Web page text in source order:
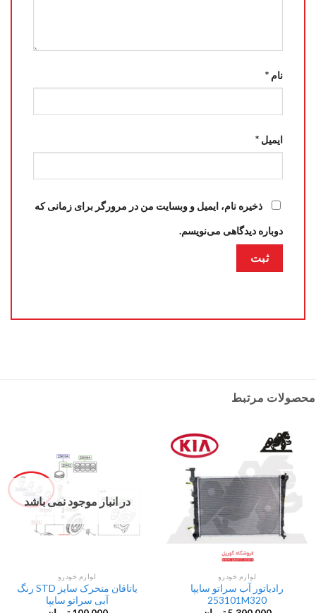
نام *
ایمیل *
ذخیره نام، ایمیل و وبسایت من در مرورگر برای زمانی که
دوباره دیدگاهی می‌نویسم.
محصولات مرتبط
لوازم خودرو
رادیاتور آب سراتو سایپا
253101M320
در انبار موجود نمی باشد
لوازم خودرو
یاتاقان متحرک سایز STD رنگ
آبی سراتو سایپا